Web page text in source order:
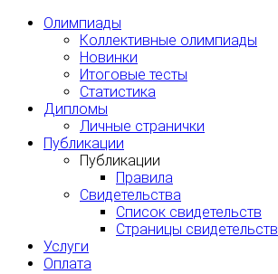
Олимпиады
Коллективные олимпиады
Новинки
Итоговые тесты
Статистика
Дипломы
Личные странички
Публикации
Публикации
Правила
Свидетельства
Список свидетельств
Страницы свидетельств
Услуги
Оплата